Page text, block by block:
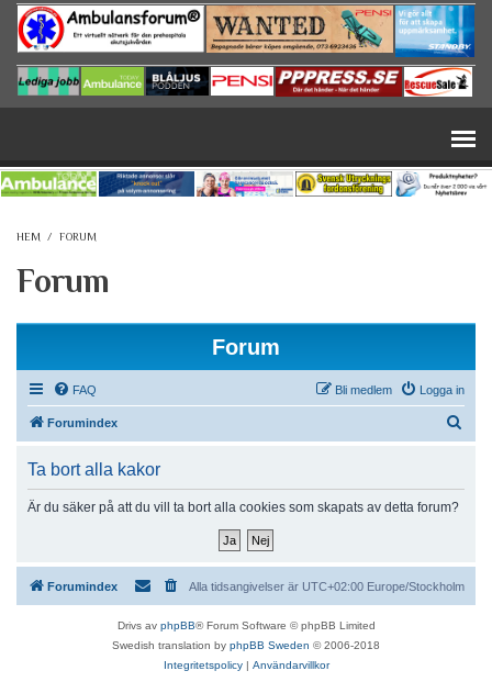
Hoppa till huvudinnehåll
HEM / FORUM
Forum